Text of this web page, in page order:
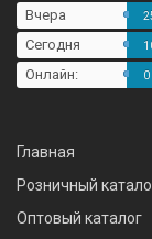
Вчера
Сегодня
Онлайн: 0
Главная
Розничный
Оптовый каталог